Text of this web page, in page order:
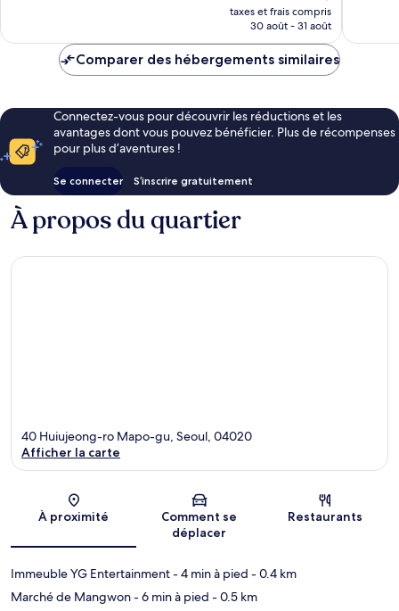
nouveau
prix
de
taxes et frais compris
30 août - 31 août
Comparer des hébergements similaires
Connectez-vous pour découvrir les réductions et les
avantages dont vous pouvez bénéficier. Plus de récompenses
pour plus d’aventures !
Se connecter S’inscrire gratuitement
À propos du quartier
Carte
40 Huiujeong-ro Mapo-gu, Seoul, 04020
Afficher la carte
À proximité
Comment se
déplacer
Restaurants
Immeuble YG Entertainment- 4 min à pied - 0.4 km
Marché de Mangwon- 6 min à pied - 0.5 km